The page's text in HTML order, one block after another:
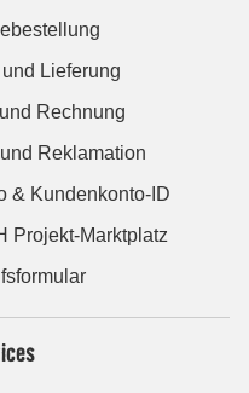
Lieferung
Rechnung
Reklamation
& Kundenkonto-ID
Projekt-Marktplatz